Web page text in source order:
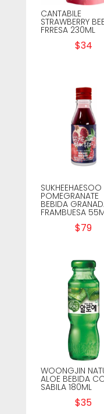
CANTABILE
STRAWBERRY
FRRESA 230ML
$34
SUKHEEHAESOO
POMEGRANATE
BEBIDA
FRAMBUESA
$79
WOONGJIN
ALOE BEBIDA
SABILA 180ML
$35